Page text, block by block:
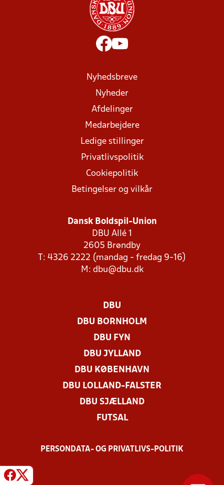
Nyhedsbreve
Nyheder
Afdelinger
Medarbejdere
Ledige stillinger
Privatlivspolitik
Cookiepolitik
Betingelser og vilkår
Dansk Boldspil-Union
DBU Allé 1
2605 Brøndby
T: 4326 2222 (mandag - fredag 9-16)
M: dbu@dbu.dk
DBU
DBU BORNHOLM
DBU FYN
DBU JYLLAND
DBU KØBENHAVN
DBU LOLLAND-FALSTER
DBU SJÆLLAND
FUTSAL
PERSONDATA- OG PRIVATLIVS-POLITIK